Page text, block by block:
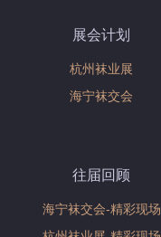
展会计划
杭州袜业展
海宁袜交会
往届回顾
海宁袜交会-精彩现场